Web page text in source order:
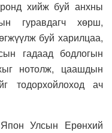
хийж буй анхны
гуравдагч хөрш,
буй харилцаа,
гадаад бодлогын
нотолж, цаашдын
тодорхойлоход ач
Улсын Ерөнхий